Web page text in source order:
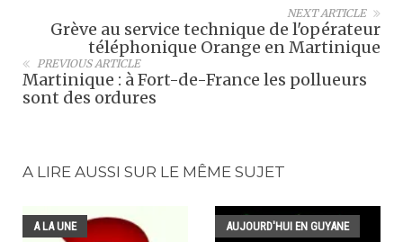
NEXT ARTICLE
Grève au service technique de l'opérateur
téléphonique Orange en Martinique
PREVIOUS ARTICLE
Martinique : à Fort-de-France les pollueurs
sont des ordures
A LIRE AUSSI SUR LE MÊME SUJET
A LA UNE AUJOURD'HUI EN GUYANE